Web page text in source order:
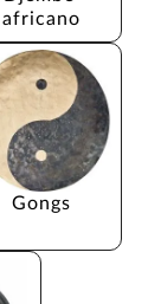
africano
Gongs